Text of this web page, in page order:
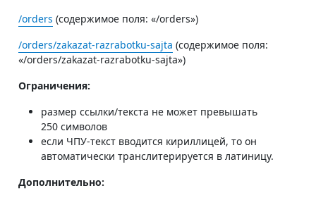
/orders (содержимое поля: «/orders»)
/orders/zakazat-razrabotku-sajta (содержимое поля:
«/orders/zakazat-razrabotku-sajta»)
Ограничения:
размер ссылки/текста не может превышать
250 символов
если ЧПУ-текст вводится кириллицей, то он
автоматически транслитерируется в латиницу.
Дополнительно: